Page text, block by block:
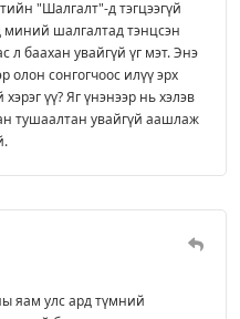
"Шалгалт"-д тэгцээгүй
миний шалгалтад тэнцсэн
л баахан увайгүй үг мэт. Энэ
олон сонгогчоос илүү эрх
үү? Яг үнэнээр нь хэлэв
тушаалтан увайгүй аашлаж
яам улс ард түмний